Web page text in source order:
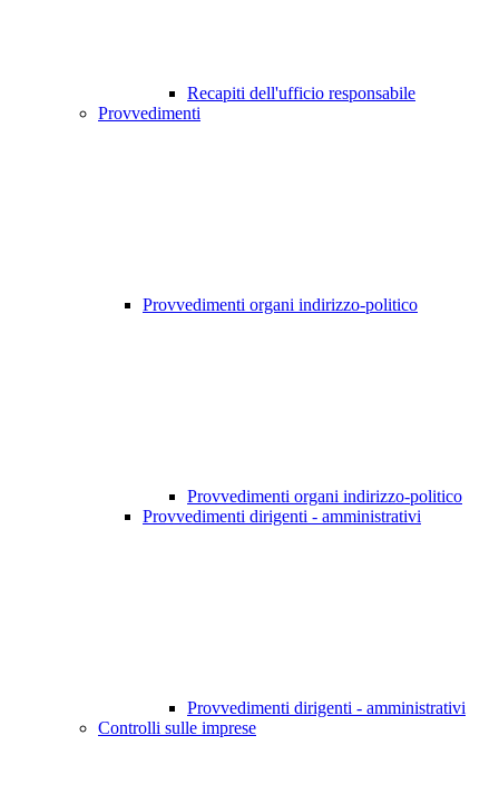
Recapiti dell'ufficio responsabile
Provvedimenti
Provvedimenti organi indirizzo-politico
Provvedimenti organi indirizzo-politico
Provvedimenti dirigenti - amministrativi
Provvedimenti dirigenti - amministrativi
Controlli sulle imprese